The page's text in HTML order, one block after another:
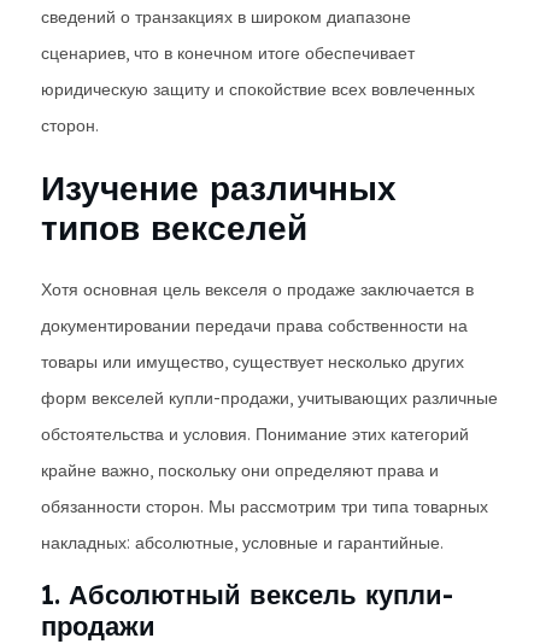
сведений о транзакциях в широком диапазоне
сценариев, что в конечном итоге обеспечивает
юридическую защиту и спокойствие всех вовлеченных
сторон.
Изучение различных
типов векселей
Хотя основная цель векселя о продаже заключается в
документировании передачи права собственности на
товары или имущество, существует несколько других
форм векселей купли-продажи, учитывающих различные
обстоятельства и условия. Понимание этих категорий
крайне важно, поскольку они определяют права и
обязанности сторон. Мы рассмотрим три типа товарных
накладных: абсолютные, условные и гарантийные.
1. Абсолютный вексель купли-
продажи